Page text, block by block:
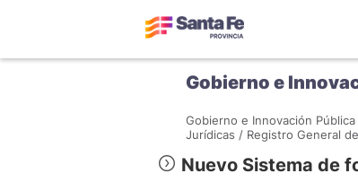
Gobierno e
Gobierno e Innovación
Jurídicas / Registro General
Nuevo Sistema de